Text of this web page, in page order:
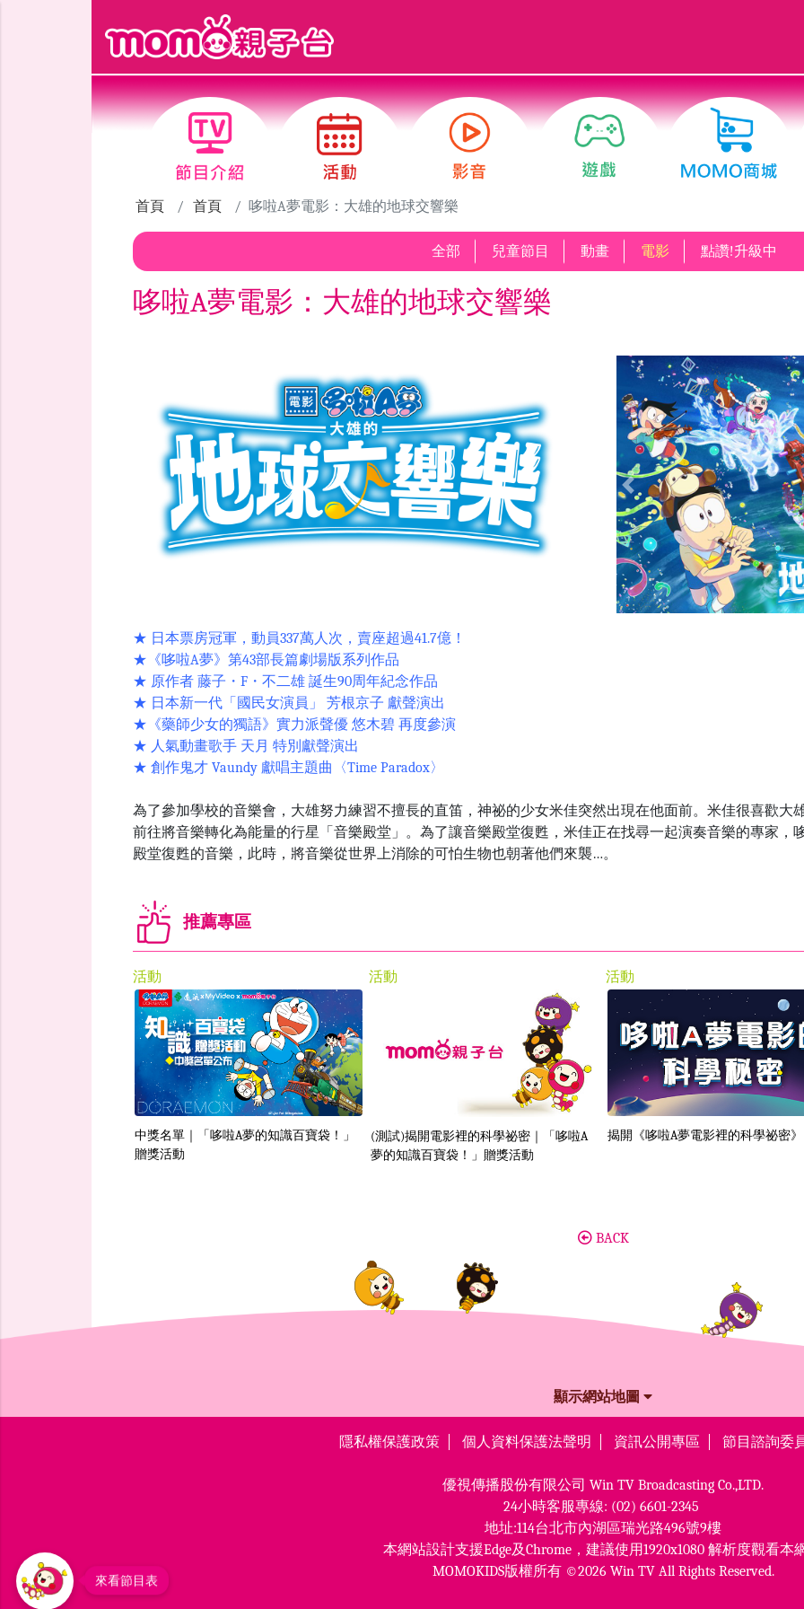
首頁 首頁 哆啦A夢電影：大雄的地球交響樂
全部 兒童節目 動畫 電影 點讚!升級中
哆啦A夢電影：大雄的地球交響樂
Previous
★ 日本票房冠軍，動員337萬人次，賣座超過41.7億！
★《哆啦A夢》第43部長篇劇場版系列作品
★ 原作者 藤子・F・不二雄 誕生90周年紀念作品
★ 日本新一代「國民女演員」 芳根京子 獻聲演出
★《藥師少女的獨語》實力派聲優 悠木碧 再度參演
★ 人氣動畫歌手 天月 特別獻聲演出
★ 創作鬼才 Vaundy 獻唱主題曲〈Time Paradox〉
為了參加學校的音樂會，大雄努力練習不擅長的直笛，神祕的少女米佳突然出現在他面前。米佳很喜歡大
前往將音樂轉化為能量的行星「音樂殿堂」。為了讓音樂殿堂復甦，米佳正在找尋一起演奏音樂的專家，
殿堂復甦的音樂，此時，將音樂從世界上消除的可怕生物也朝著他們來襲…。
推薦專區
活動
中獎名單｜「哆啦A夢的知識百寶袋！」
贈獎活動
活動
(測試)揭開電影裡的科學祕密｜「哆啦A
夢的知識百寶袋！」贈獎活動
活動
揭開《哆啦A夢電影裡的科學祕密》
BACK
顯示網站地圖
隱私權保護政策 個人資料保護法聲明 資訊公開專區 節目諮詢委
優視傳播股份有限公司 Win TV Broadcasting Co.,LTD.
24小時客服專線: (02) 6601-2345
地址:114台北市內湖區瑞光路496號9樓
本網站設計支援Edge及Chrome， 建議使用1920x1080 解析度觀看本
MOMOKIDS版權所有 ©2026 Win TV All Rights Reserved.
來看節目表